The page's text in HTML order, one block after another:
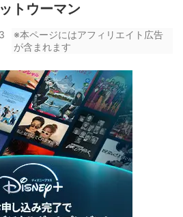
トウーマン
※本ページにはアフィリエイト広告
が含まれます